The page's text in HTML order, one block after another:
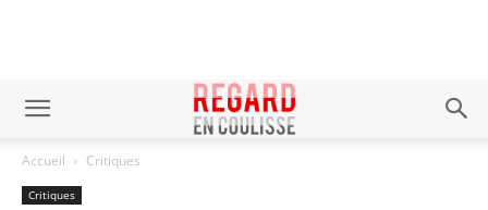
Accueil Critiques
Critiques